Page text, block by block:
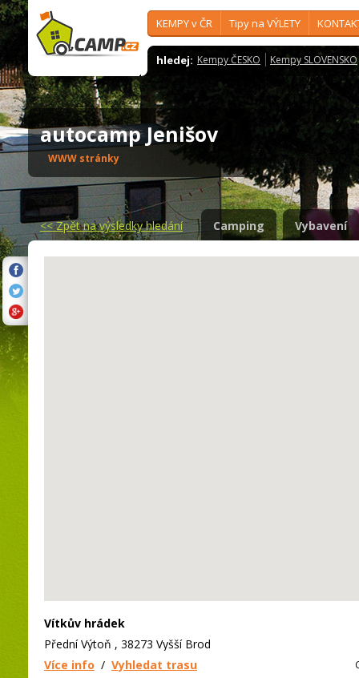
KEMPY v ČR Tipy na VÝLETY
hledej: Kempy ČESKO Kempy SLOVENSKO
autocamp Jenišov
WWW stránky
<<Zpět na výsledky hledání Camping Vybavení
Vítkův hrádek
Přední Výtoň , 38273 Vyšší Brod
Více info / Vyhledat trasu